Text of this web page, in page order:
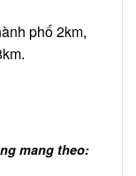
phố 2km,
mang theo: